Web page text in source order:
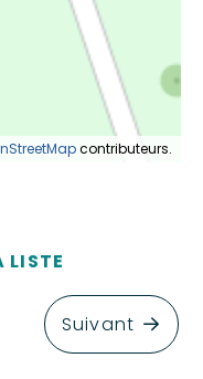
contributeurs.
LISTE
Suivant